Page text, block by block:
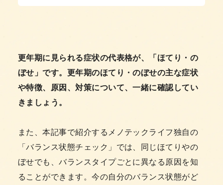
更年期に見られる症状の代表格が、「ほてり・の
ぼせ」です。更年期のほてり・のぼせの主な症状
や特徴、原因、対策について、一緒に確認してい
きましょう。
また、本記事で紹介するメノテックライフ独自の
「バランス状態チェック」では、同じほてりやの
ぼせでも、バランスタイプごとに異なる原因を知
ることができます。今の自分のバランス状態がど